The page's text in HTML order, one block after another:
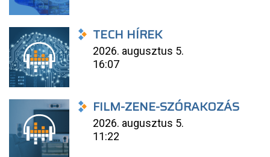
TECH HÍREK
2026. augusztus 5.
16:07
FILM-ZENE-SZÓRAKOZÁS
2026. augusztus 5.
11:22